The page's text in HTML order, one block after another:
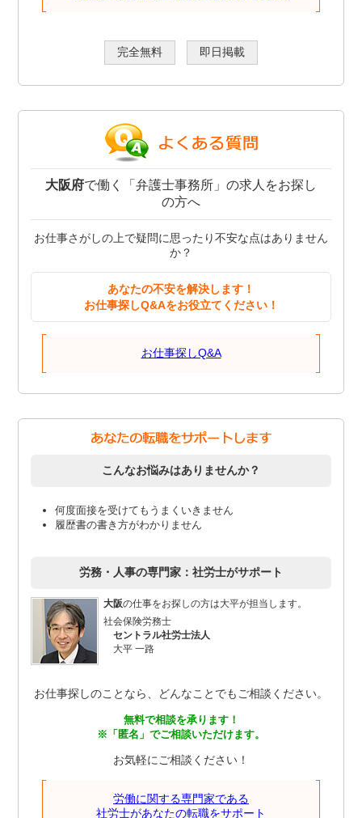
完全無料 即日掲載
大阪府で働く「弁護士事務所」の求人をお探し
の方へ
お仕事さがしの上で疑問に思ったり不安な点はありません
か？
あなたの不安を解決します！
お仕事探しQ&Aをお役立てください！
お仕事探しQ&A
こんなお悩みはありませんか？
何度面接を受けてもうまくいきません
履歴書の書き方がわかりません
労務・人事の専門家：社労士がサポート
大阪の仕事をお探しの方は大平が担当します。
社会保険労務士
セントラル社労士法人
大平 一路
お仕事探しのことなら、どんなことでもご相談ください。
無料で相談を承ります！
※「匿名」でご相談いただけます。
お気軽にご相談ください！
労働に関する専門家である
社労士があなたの転職をサポート